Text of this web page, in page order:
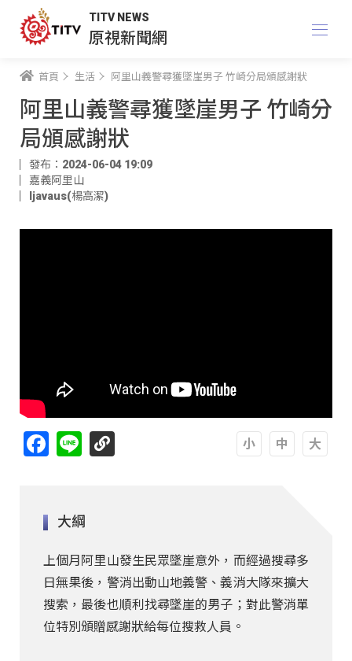
TITV NEWS
原視新聞網
首頁 生活 阿里山義警尋獲墜崖男子 竹崎分局頒感謝狀
阿里山義警尋獲墜崖男子 竹崎分
局頒感謝狀
發布：2024-06-04 19:09
嘉義阿里山
ljavaus(楊高潔)
Facebook
Line
大綱
上個月阿里山發生民眾墜崖意外，而經過搜尋多
日無果後，警消出動山地義警、義消大隊來擴大
搜索，最後也順利找尋墜崖的男子；對此警消單
位特別頒贈感謝狀給每位搜救人員。